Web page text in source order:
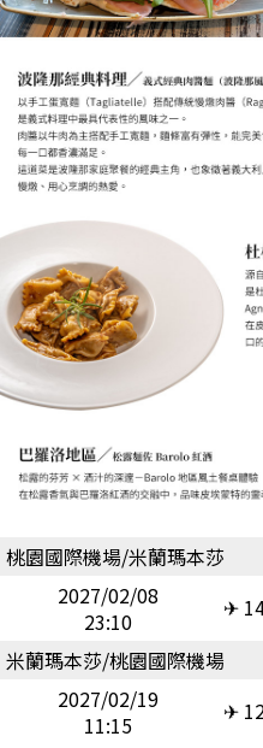
桃園國際機場/米蘭瑪本莎
2027/02/08
23:10
✈
米蘭瑪本莎/桃園國際機場
2027/02/19
11:15
✈